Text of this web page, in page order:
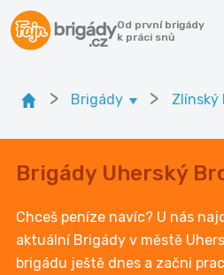
Od první brigády
k práci snů
> Brigády > Zlínský
Brigády Uherský
Chceš peníze navíc? U nás
aktuální Brigády v městě
brigádu ještě dnes a začni